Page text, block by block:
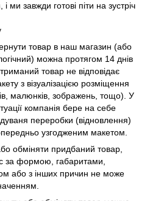
ми завжди готові піти на зустріч
товар в наш магазин (або
можна протягом 14 днів
товар не відповідає
з візуалізацією розміщення
малюнків, зображень, тощо). У
компанія бере на себе
переробки (відновлення)
узгодженим макетом.
обміняти придбаний товар,
за формою, габаритами,
або з інших причин не може